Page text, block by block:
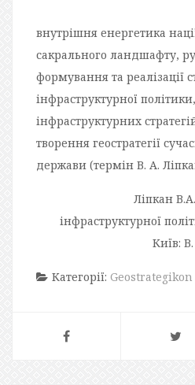
внутрішня енергетика
сакрального ландшафту,
формування та реалізації
інфраструктурної
інфраструктурних
творення геостратегії
держави (термін В. А.
Ліпкан
інфраструктурної
Київ:
Категорії: Geostrategikon